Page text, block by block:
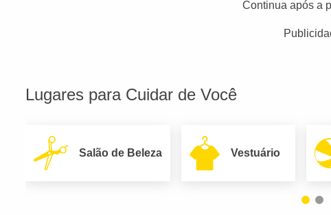
Continua após a
Lugares para Cuidar de Você
Salão de Beleza Vestuário